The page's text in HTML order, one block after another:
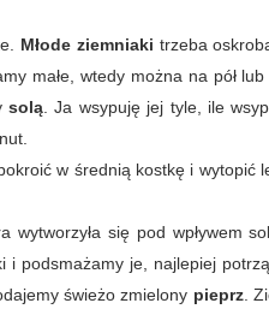
Młode ziemniaki trzeba
małe, wtedy można na pół
solą . Ja wsypuję jej tyle, ile
w średnią kostkę i
wytworzyła się pod wpływem
i podsmażamy je, najlepiej
świeżo zmielony pieprz.